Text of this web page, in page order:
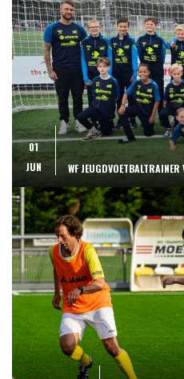
01
JUN
WF